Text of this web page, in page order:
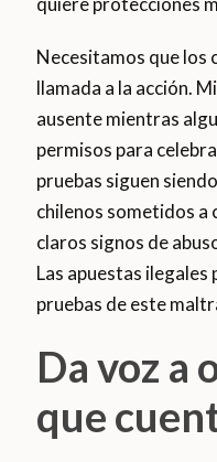
Necesitamos que los
llamada a la acción.
ausente mientras
permisos para
pruebas siguen
chilenos sometidos a
claros signos de
Las apuestas
pruebas de este
Da voz a
que